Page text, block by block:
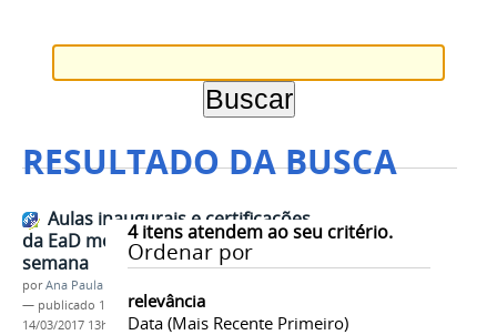
RESULTADO DA BUSCA
4itens atendem ao seu critério.
Ordenar por
relevância
Data (mais Recente Primeiro)
Aulas inaugurais e certificações
da EaD movimentam fim de
semana
porAna Paula Batista
— publicado 13/03/2017—última modificação
14/03/2017 13h30